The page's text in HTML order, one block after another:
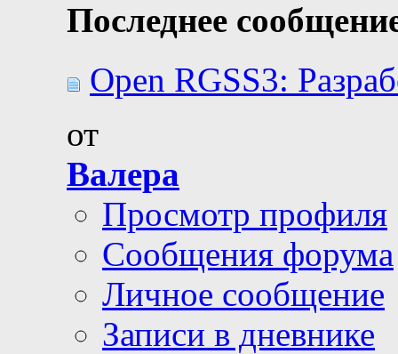
Последнее
Open RGSS3:
от
Валера
Просмотр профиля
Сообщения форума
Личное сообщение
Записи в дневнике